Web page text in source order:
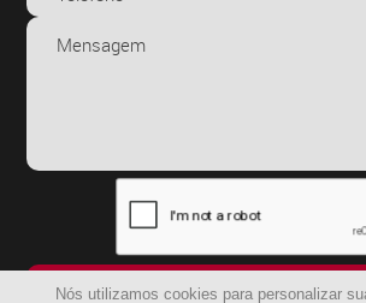
Nós utilizamos cookies para personalizar
ENVIAR